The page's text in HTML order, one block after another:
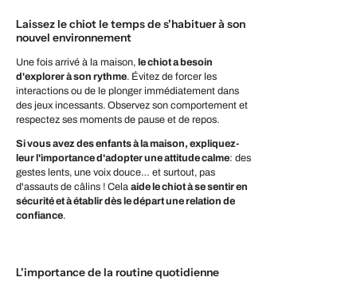
Laissez le chiot le temps de s'habituer à son
nouvel environnement
Une fois arrivé à la maison, le chiot a besoin
d'explorer à son rythme. Évitez de forcer les
interactions ou de le plonger immédiatement dans
des jeux incessants. Observez son comportement et
respectez ses moments de pause et de repos.
Si vous avez des enfants à la maison, expliquez-
leur l'importance d'adopter une attitude calme: des
gestes lents, une voix douce… et surtout, pas
d'assauts de câlins ! Cela aide le chiot à se sentir en
sécurité et à établir dès le départ une relation de
confiance.
L'importance de la routine quotidienne